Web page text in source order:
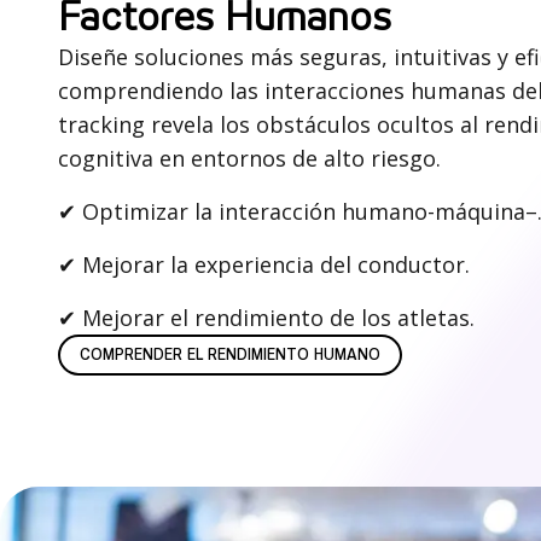
Factores Humanos
Diseñe soluciones más seguras, intuitivas y
comprendiendo las interacciones humanas
tracking revela los obstáculos ocultos al
cognitiva en entornos de alto riesgo.
✔ Optimizar la interacción humano-máquina–.
✔ Mejorar la experiencia del conductor.
✔ Mejorar el rendimiento de los atletas.
COMPRENDER EL RENDIMIENTO HUMANO
C